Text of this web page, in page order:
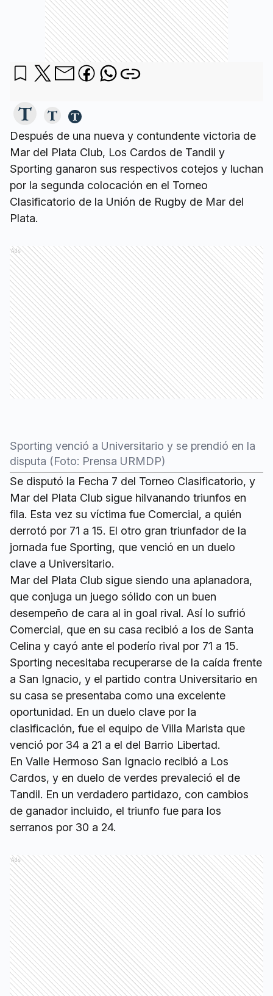
Después de una nueva y contundente victoria de
Mar del Plata Club, Los Cardos de Tandil y
Sporting ganaron sus respectivos cotejos y luchan
por la segunda colocación en el Torneo
Clasificatorio de la Unión de Rugby de Mar del
Plata.
Ads
Sporting venció a Universitario y se prendió en la
disputa (Foto: Prensa URMDP)
Se disputó la Fecha 7 del Torneo Clasificatorio, y
Mar del Plata Club sigue hilvanando triunfos en
fila. Esta vez su víctima fue Comercial, a quién
derrotó por 71 a 15. El otro gran triunfador de la
jornada fue Sporting, que venció en un duelo
clave a Universitario.
Mar del Plata Club sigue siendo una aplanadora,
que conjuga un juego sólido con un buen
desempeño de cara al in goal rival. Así lo sufrió
Comercial, que en su casa recibió a los de Santa
Celina y cayó ante el poderío rival por 71 a 15.
Sporting necesitaba recuperarse de la caída frente
a San Ignacio, y el partido contra Universitario en
su casa se presentaba como una excelente
oportunidad. En un duelo clave por la
clasificación, fue el equipo de Villa Marista que
venció por 34 a 21 a el del Barrio Libertad.
En Valle Hermoso San Ignacio recibió a Los
Cardos, y en duelo de verdes prevaleció el de
Tandil. En un verdadero partidazo, con cambios
de ganador incluido, el triunfo fue para los
serranos por 30 a 24.
Ads